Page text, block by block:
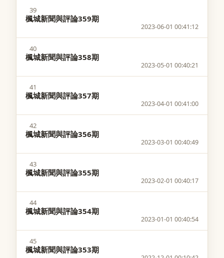
39
楓城新聞與評論359期
2023-06-01 00:41:12
40
楓城新聞與評論358期
2023-05-01 00:40:21
41
楓城新聞與評論357期
2023-04-01 00:41:00
42
楓城新聞與評論356期
2023-03-01 00:40:49
43
楓城新聞與評論355期
2023-02-01 00:40:17
44
楓城新聞與評論354期
2023-01-01 00:40:54
45
楓城新聞與評論353期